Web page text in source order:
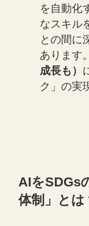
を自動化
なスキル
との間に
あります
成長も）
ク」の実
AIをSDGs
体制」とは